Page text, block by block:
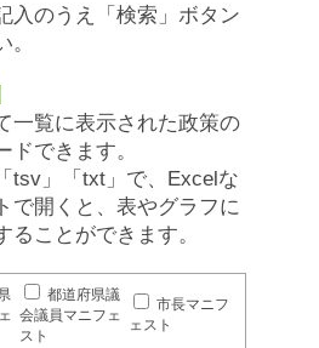
入のうえ「検索」ボタン
一覧に表示された政策の
ドできます。
tsv」「txt」で、Excelな
で開くと、表やグラフに
ることができます。
都道府県議
会議員マニフェ
スト
市長マニフ
ェスト